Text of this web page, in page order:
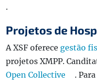
.
Projetos de
A XSF oferece gestão
projetos XMPP.
Open Collective
.